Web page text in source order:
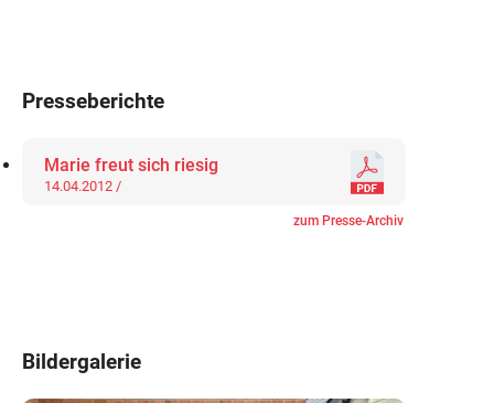
Presseberichte
Marie freut sich riesig
14.04.2012 /
zum Presse-Archiv
Bildergalerie